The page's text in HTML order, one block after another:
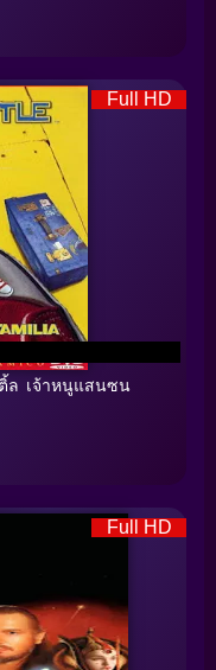
Full HD
ล เจ้าหนูแสนซน
Full HD